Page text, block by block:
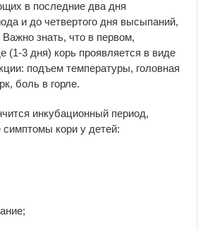
в последние два дня
и до четвертого дня высыпаний,
Важно знать, что в первом,
(1-3 дня) корь проявляется в виде
подъем температуры, головная
боль в горле.
инкубационный период,
кори у детей: